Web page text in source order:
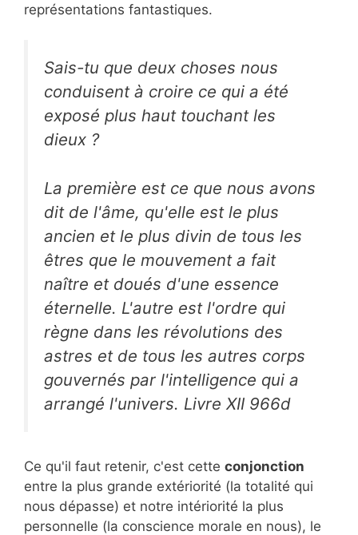
représentations fantastiques.
Sais-tu que deux choses nous
conduisent à croire ce qui a été
exposé plus haut touchant les
dieux ?
La première est ce que nous avons
dit de l'âme, qu'elle est le plus
ancien et le plus divin de tous les
êtres que le mouvement a fait
naître et doués d'une essence
éternelle. L'autre est l'ordre qui
règne dans les révolutions des
astres et de tous les autres corps
gouvernés par l'intelligence qui a
arrangé l'univers. Livre XII 966d
Ce qu'il faut retenir, c'est cette conjonction
entre la plus grande extériorité (la totalité qui
nous dépasse) et notre intériorité la plus
personnelle (la conscience morale en nous), le